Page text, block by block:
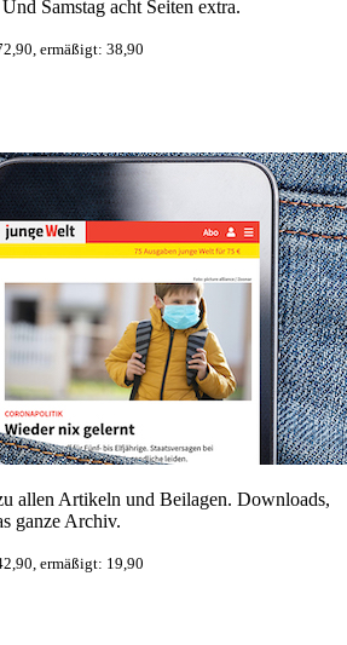
Samstag acht Seiten extra.
ermäßigt: 38,90
allen Artikeln und Beilagen. Downloads,
ganze Archiv.
ermäßigt: 19,90